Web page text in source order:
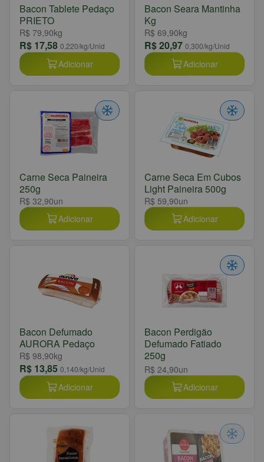
Bacon Tablete Pedaço
PRIETO
R$ 79,90kg
R$ 17,58 0,220/kg/Unid
Adicionar
Bacon Seara Mantinha
Kg
R$ 69,90kg
R$ 20,97 0,300/kg/Unid
Adicionar
Carne Seca Paineira
250g
R$ 32,90un
Adicionar
Carne Seca Em Cubos
Light Paineira 500g
R$ 59,90un
Adicionar
Bacon Defumado
AURORA Pedaço
R$ 98,90kg
R$ 13,85 0,140/kg/Unid
Adicionar
Bacon Perdigão
Defumado Fatiado
250g
R$ 24,90un
Adicionar